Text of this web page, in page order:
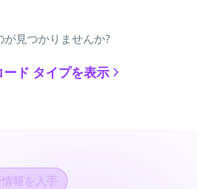
が見つかりませんか?
ド タイプを表示
報を入手